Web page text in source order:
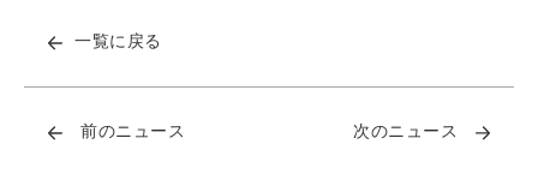
一覧に戻る
前のニュース 次のニュース